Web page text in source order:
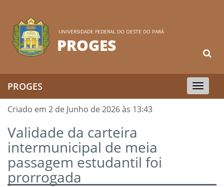
UNIVERSIDADE FEDERAL DO OESTE DO PARÁ
PROGES
Toggle
navigation
PROGES
Criado em 2 de Junho de 2026 às 13:43
Validade da carteira
intermunicipal de meia
passagem estudantil foi
prorrogada